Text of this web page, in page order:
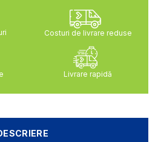
Costuri de livrare reduse
Livrare rapidă